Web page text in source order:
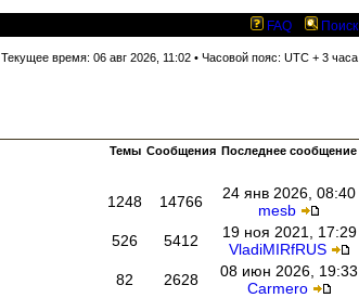
FAQ Поиск
Текущее время: 06 авг 2026, 11:02 • Часовой пояс: UTC + 3 часа
Темы Сообщения Последнее сообщение
1248 14766
24 янв 2026, 08:40
mesb
526 5412
19 ноя 2021, 17:29
VladiMIRfRUS
82 2628
08 июн 2026, 19:33
Carmero